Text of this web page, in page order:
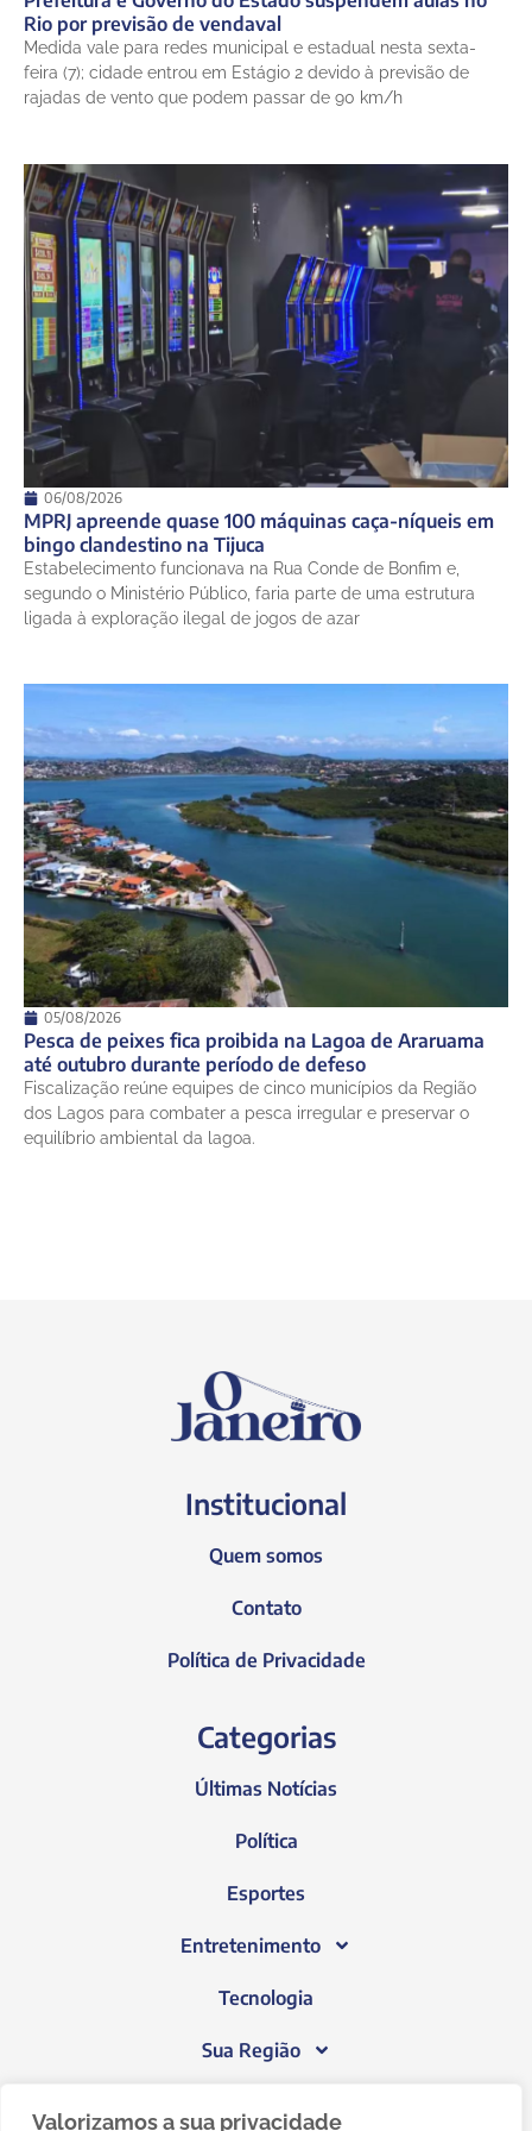
Valorizamos a sua privacidade
Rio por previsão de vendaval
Medida vale para redes municipal e estadual nesta sexta-
feira (7); cidade entrou em Estágio 2 devido à previsão de
rajadas de vento que podem passar de 90 km/h
06/08/2026
MPRJ apreende quase 100 máquinas caça-níqueis em
bingo clandestino na Tijuca
Estabelecimento funcionava na Rua Conde de Bonfim e,
segundo o Ministério Público, faria parte de uma estrutura
ligada à exploração ilegal de jogos de azar
05/08/2026
Pesca de peixes fica proibida na Lagoa de Araruama
até outubro durante período de defeso
Fiscalização reúne equipes de cinco municípios da Região
dos Lagos para combater a pesca irregular e preservar o
equilíbrio ambiental da lagoa.
Institucional
Quem somos
Contato
Política de Privacidade
Categorias
Últimas Notícias
Política
Esportes
Entretenimento
Tecnologia
Sua Região